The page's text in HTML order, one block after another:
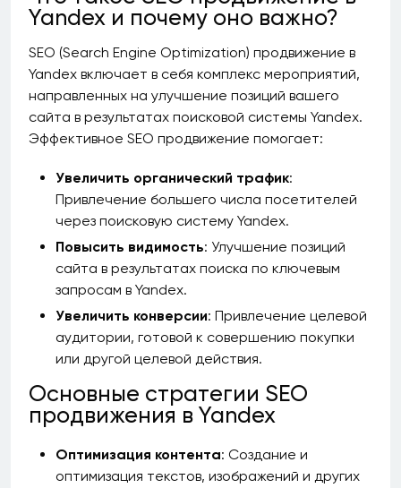
Yandex и почему оно важно?
SEO (Search Engine Optimization) продвижение в
Yandex включает в себя комплекс мероприятий,
направленных на улучшение позиций вашего
сайта в результатах поисковой системы Yandex.
Эффективное SEO продвижение помогает:
Увеличить органический трафик:
Привлечение большего числа посетителей
через поисковую систему Yandex.
Повысить видимость: Улучшение позиций
сайта в результатах поиска по ключевым
запросам в Yandex.
Увеличить конверсии: Привлечение целевой
аудитории, готовой к совершению покупки
или другой целевой действия.
Основные стратегии SEO
продвижения в Yandex
Оптимизация контента: Создание и
оптимизация текстов, изображений и других